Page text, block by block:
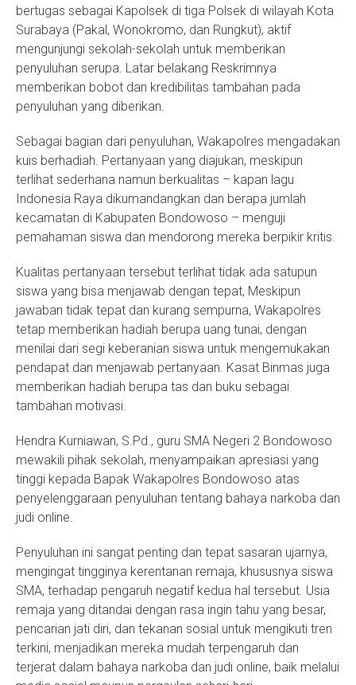
bertugas sebagai Kapolsek di tiga Polsek di wilayah Kota
Surabaya (Pakal, Wonokromo, dan Rungkut), aktif
mengunjungi sekolah-sekolah untuk memberikan
penyuluhan serupa. Latar belakang Reskrimnya
memberikan bobot dan kredibilitas tambahan pada
penyuluhan yang diberikan.
Sebagai bagian dari penyuluhan, Wakapolres mengadakan
kuis berhadiah. Pertanyaan yang diajukan, meskipun
terlihat sederhana namun berkualitas – kapan lagu
Indonesia Raya dikumandangkan dan berapa jumlah
kecamatan di Kabupaten Bondowoso – menguji
pemahaman siswa dan mendorong mereka berpikir kritis.
Kualitas pertanyaan tersebut terlihat tidak ada satupun
siswa yang bisa menjawab dengan tepat, Meskipun
jawaban tidak tepat dan kurang sempurna, Wakapolres
tetap memberikan hadiah berupa uang tunai, dengan
menilai dari segi keberanian siswa untuk mengemukakan
pendapat dan menjawab pertanyaan. Kasat Binmas juga
memberikan hadiah berupa tas dan buku sebagai
tambahan motivasi.
Hendra Kurniawan, S.Pd., guru SMA Negeri 2 Bondowoso
mewakili pihak sekolah, menyampaikan apresiasi yang
tinggi kepada Bapak Wakapolres Bondowoso atas
penyelenggaraan penyuluhan tentang bahaya narkoba dan
judi online.
Penyuluhan ini sangat penting dan tepat sasaran ujarnya,
mengingat tingginya kerentanan remaja, khususnya siswa
SMA, terhadap pengaruh negatif kedua hal tersebut. Usia
remaja yang ditandai dengan rasa ingin tahu yang besar,
pencarian jati diri, dan tekanan sosial untuk mengikuti tren
terkini, menjadikan mereka mudah terpengaruh dan
terjerat dalam bahaya narkoba dan judi online, baik melalui